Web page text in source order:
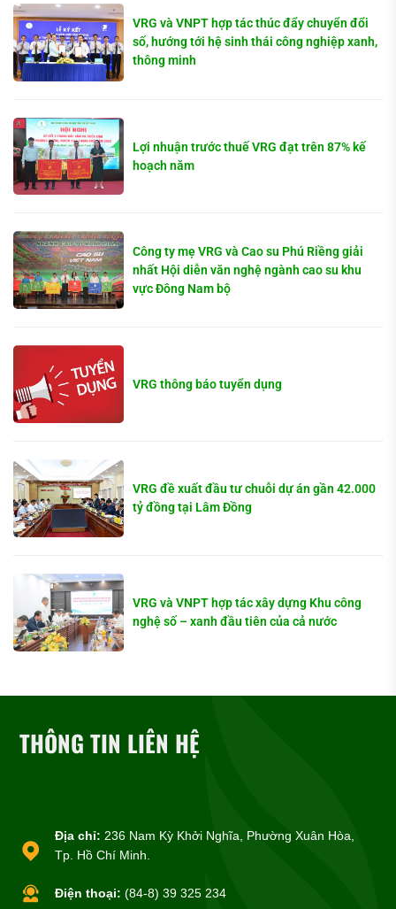
VRG và VNPT hợp tác thúc đẩy chuyển đổi
số, hướng tới hệ sinh thái công nghiệp xanh,
thông minh
Lợi nhuận trước thuế VRG đạt trên 87% kế
hoạch năm
Công ty mẹ VRG và Cao su Phú Riềng giải
nhất Hội diễn văn nghệ ngành cao su khu
vực Đông Nam bộ
VRG thông báo tuyển dụng
VRG đề xuất đầu tư chuỗi dự án gần 42.000
tỷ đồng tại Lâm Đồng
VRG và VNPT hợp tác xây dựng Khu công
nghệ số – xanh đầu tiên của cả nước
THÔNG TIN LIÊN HỆ
Địa chỉ: 236 Nam Kỳ Khởi Nghĩa, Phường Xuân Hòa,
Tp. Hồ Chí Minh.
Điện thoại: (84-8) 39 325 234